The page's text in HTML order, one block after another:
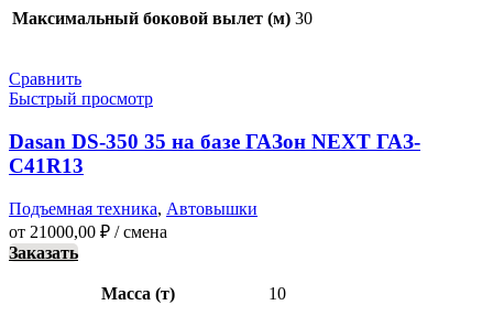
Максимальный боковой вылет (м) 30
Сравнить
Быстрый просмотр
Dasan DS-350 35 на базе ГАЗон NEXT ГАЗ-
C41R13
Подъемная техника, Автовышки
от 21000,00 ₽ / смена
Заказать
Масса (т) 10